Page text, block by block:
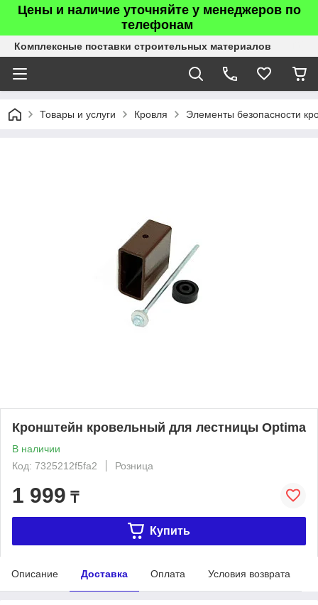
Цены и наличие уточняйте у менеджеров по
телефонам
Комплексные поставки строительных материалов
Товары и услуги Кровля Элементы безопасности
Кронштейн кровельный для лестницы Optima
В наличии
Код: 7325212f5fa2
Розница
1 999 ₸
Купить
Описание Доставка Оплата Условия возврата